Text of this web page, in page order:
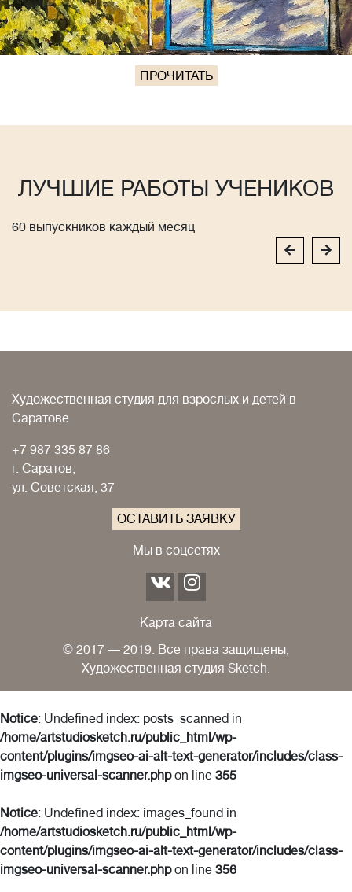
ПРОЧИТАТЬ
ЛУЧШИЕ РАБОТЫ УЧЕНИКОВ
60 выпускников каждый месяц
Художественная студия для взрослых и детей в
Саратове
+7 987 335 87 86
г. Саратов,
ул. Советская, 37
ОСТАВИТЬ ЗАЯВКУ
Мы в соцсетях
Карта сайта
© 2017 — 2019. Все права защищены,
Художественная студия Sketch.
Notice: Undefined index: posts_scanned in
/home/artstudiosketch.ru/public_html/wp-
content/plugins/imgseo-ai-alt-text-generator/includes/class-
imgseo-universal-scanner.phpon line 355
Notice: Undefined index: images_found in
/home/artstudiosketch.ru/public_html/wp-
content/plugins/imgseo-ai-alt-text-generator/includes/class-
imgseo-universal-scanner.phpon line 356